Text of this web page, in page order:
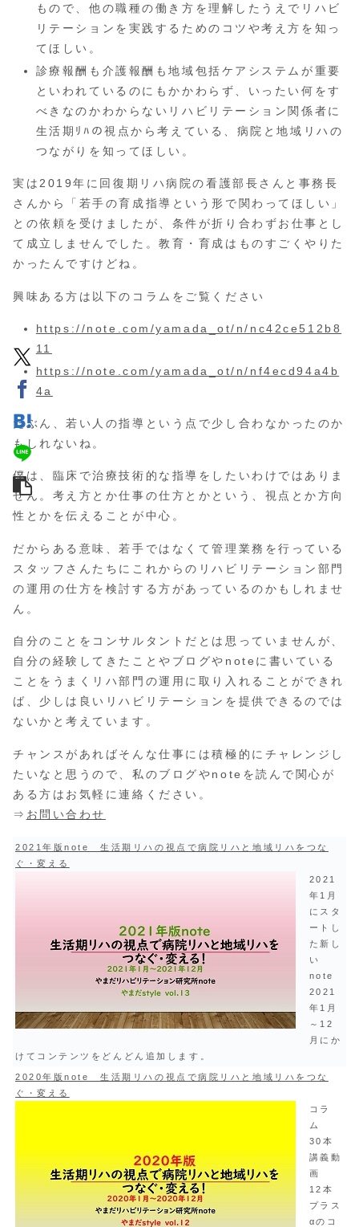
もので、他の職種の働き方を理解したうえでリハビ
リテーションを実践するためのコツや考え方を知っ
てほしい。
診療報酬も介護報酬も地域包括ケアシステムが重要
といわれているのにもかかわらず、いったい何をす
べきなのかわからないリハビリテーション関係者に
生活期ﾘﾊの視点から考えている、病院と地域リハの
つながりを知ってほしい。
実は2019年に回復期リハ病院の看護部長さんと事務長
さんから「若手の育成指導という形で関わってほしい」
との依頼を受けましたが、条件が折り合わずお仕事とし
て成立しませんでした。教育・育成はものすごくやりた
かったんですけどね。
興味ある方は以下のコラムをご覧ください
https://note.com/yamada_ot/n/nc42ce512b8
11
https://note.com/yamada_ot/n/nf4ecd94a4b
4a
たぶん、若い人の指導という点で少し合わなかったのか
もしれないね。
僕は、臨床で治療技術的な指導をしたいわけではありま
せん。考え方とか仕事の仕方とかという、視点とか方向
性とかを伝えることが中心。
だからある意味、若手ではなくて管理業務を行っている
スタッフさんたちにこれからのリハビリテーション部門
の運用の仕方を検討する方があっているのかもしれませ
ん。
自分のことをコンサルタントだとは思っていませんが、
自分の経験してきたことやブログやnoteに書いている
ことをうまくリハ部門の運用に取り入れることができれ
ば、少しは良いリハビリテーションを提供できるのでは
ないかと考えています。
チャンスがあればそんな仕事には積極的にチャレンジし
たいなと思うので、私のブログやnoteを読んで関心が
ある方はお気軽に連絡ください。
⇒ お問い合わせ
2021年版note 生活期リハの視点で病院リハと地域リハをつな
ぐ・変える
2021
年1月
にスタ
ートし
た新し
い
note
2021
年1月
～12
月にか
けてコンテンツをどんどん追加します。
2020年版note 生活期リハの視点で病院リハと地域リハをつな
ぐ・変える
コラ
ム
30本
講義動
画
12本
プラス
αのコ